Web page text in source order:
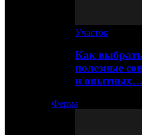
Участок
Как
полезные
и опытных…
Ферма